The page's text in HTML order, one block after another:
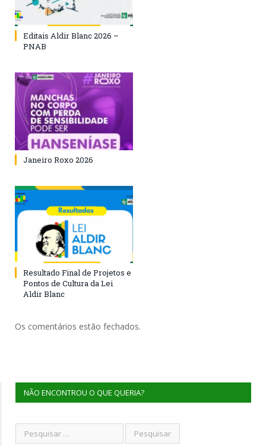
Editais Aldir Blanc 2026 –
PNAB
Janeiro Roxo 2026
Resultado Final de Projetos e
Pontos de Cultura da Lei
Aldir Blanc
Os comentários estão fechados.
NÃO ENCONTROU O QUE QUERIA?